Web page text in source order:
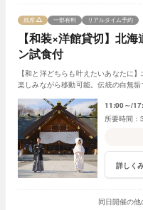
【和装×洋館貸切】北
ン試食付
残席 一部有料 リアルタイム予約
【和と洋どちらも叶えたいあなたに
楽しみながら移動可能。伝統の白無
11:00～
詳しく
同日開催の